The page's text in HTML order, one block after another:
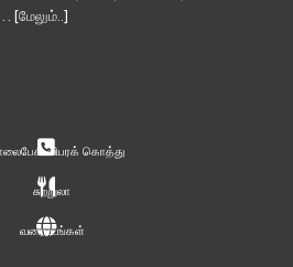
[மேலும்..]
விபரக் கொத்து
சுற்றுலா
வரைபடங்கள்